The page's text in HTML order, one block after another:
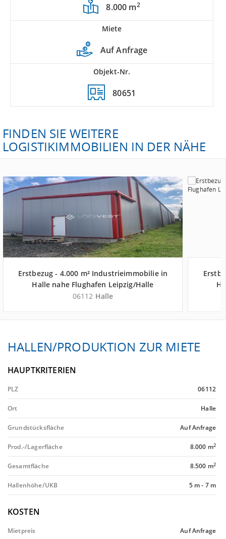
8.000 m2
Miete
Auf Anfrage
Objekt-Nr.
80651
FINDEN SIE WEITERE
LOGISTIKIMMOBILIEN IN DER NÄHE
Erstbezug - 4.000 m² Industrieimmobilie in
Halle nahe Flughafen Leipzig/Halle
06112 Halle
HALLEN/PRODUKTION ZUR MIETE
HAUPTKRITERIEN
PLZ 06112
Ort Halle
Grundstücksfläche Auf Anfrage
Prod.-/Lagerfläche 8.000 m2
Gesamtfläche 8.500 m2
Hallenhöhe/UKB 5 m- 7 m
KOSTEN
Mietpreis Auf Anfrage